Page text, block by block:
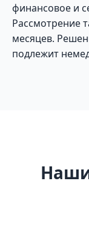
финансовое и
Рассмотрение
месяцев.
подлежит